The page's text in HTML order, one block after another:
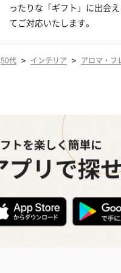
ったりな「ギフト」に出会
てご対応いたします。
50代 > インテリア > アロマ・フ